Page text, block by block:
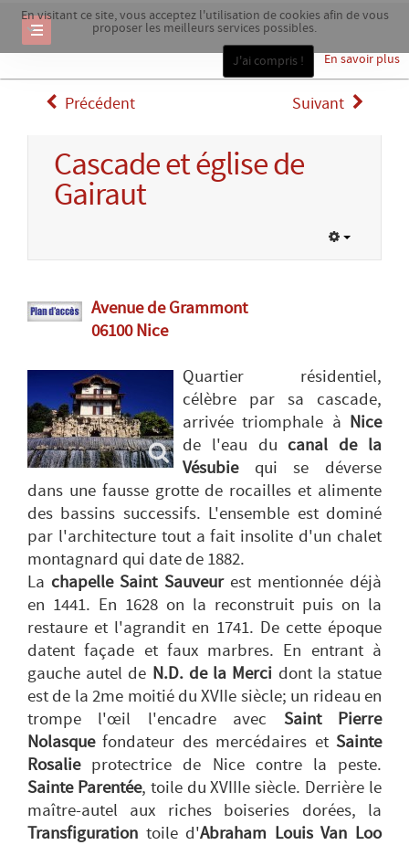
En visitant ce site, vous acceptez l'utilisation de cookies afin de vous
proposer les meilleurs services possibles.
En savoir plus
J'ai compris !
Précédent Suivant
Cascade et église de
Gairaut
Avenue de Grammont
06100 Nice
Quartier résidentiel,
célèbre par sa cascade,
arrivée triomphale à Nice
de l'eau du canal de la
Vésubiequi se déverse
dans une fausse grotte de rocailles et alimente
des bassins successifs. L'ensemble est dominé
par l'architecture tout a fait insolite d'un chalet
montagnard qui date de 1882.
La chapelle Saint Sauveurest mentionnée déjà
en 1441. En 1628 on la reconstruit puis on la
restaure et l'agrandit en 1741. De cette époque
datent façade et faux marbres. En entrant à
gauche autel de N.D. de la Merci dont la statue
est de la 2me moitié du XVIIe siècle; un rideau en
trompe l'œil l'encadre avec Saint Pierre
Nolasquefondateur des mercédaires et Sainte
Rosalieprotectrice de Nice contre la peste.
Sainte Parentée, toile du XVIIIe siècle. Derrière le
maître-autel aux riches boiseries dorées, la
Transfiguration toile d'Abraham Louis Van Loo